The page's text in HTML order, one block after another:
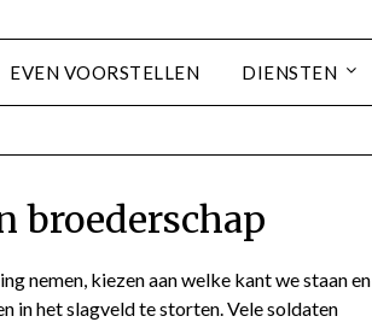
EVEN VOORSTELLEN DIENSTEN
broederschap
nemen, kiezen aan welke kant we staan en
in het slagveld te storten. Vele soldaten